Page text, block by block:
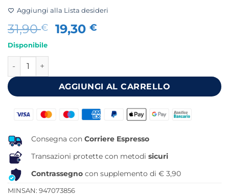
Aggiungi alla Lista desideri
31,90€
Il
31,90 €.
19,30€
19,30 €.
Disponibile
RILASTIL AK REPAIR 100 FLUIDO 50 ML quantità
AGGIUNGI AL CARRELLO
Consegna con Corriere Espresso
Transazioni protette con metodi sicuri
Contrassegno con supplemento di € 3,90
MINSAN: 947073856